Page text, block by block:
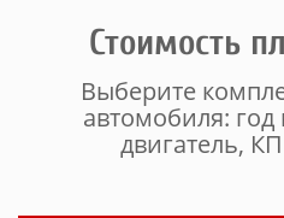
Стоимость
Выберите
автомобиля: год
двигатель,